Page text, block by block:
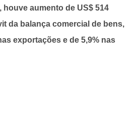
houve aumento de US$ 514
da balança comercial de bens,
exportações e de 5,9% nas